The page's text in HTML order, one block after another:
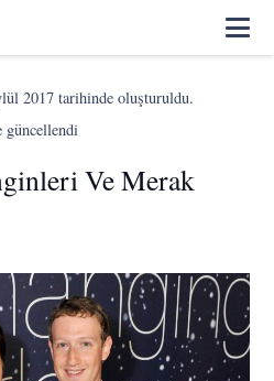
2017tarihinde oluşturuldu.
güncellendi
Ve Merak